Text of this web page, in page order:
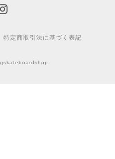
特定商取引法に基づく表記